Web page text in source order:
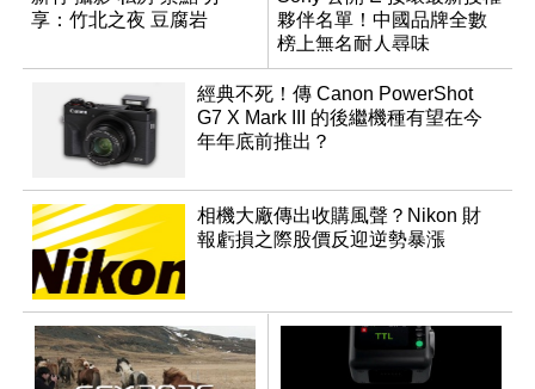
享：竹北之夜 豆腐岩
夥伴名單！中國品牌全數
榜上無名耐人尋味
經典不死！傳 Canon PowerShot
G7 X Mark III 的後繼機種有望在今
年年底前推出？
相機大廠傳出收購風聲？Nikon 財
報虧損之際股價反迎逆勢暴漲